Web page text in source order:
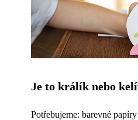
Je to králík nebo
Potřebujeme: barevné